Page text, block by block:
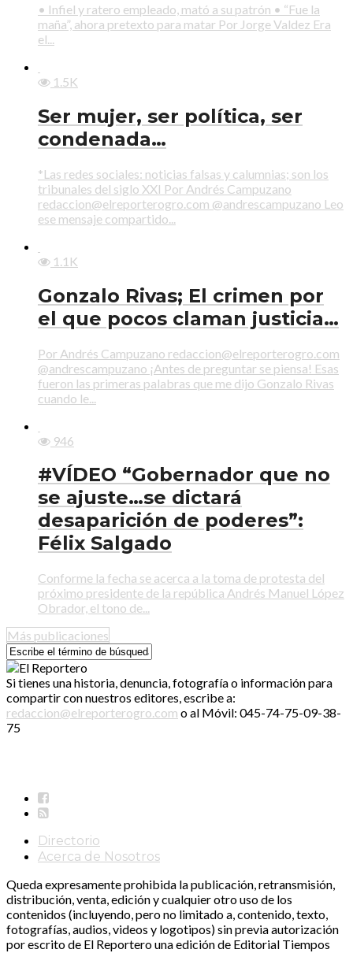
• Infiel y ratero empleado, mató a su patrón • “Fue la
maña”, ahora pretexto para matar Por Jorge Valdez Era
el...
1.5K
Ser mujer, ser política, ser
condenada…
*Las redes sociales: noticias falsas y calumnias; son los
tribunales del siglo XXI Por Andrés Campuzano
redaccion@elreporterogro.com @andrescampuzano Leo
ese mensaje compartido...
1.1K
Gonzalo Rivas; El crimen por
el que pocos claman justicia…
Por Andrés Campuzano redaccion@elreporterogro.com
@andrescampuzano ¡Antes de preguntar se piensa! Esas
fueron las primeras palabras que me dijo Gonzalo Rivas
cuando le...
946
#VÍDEO “Gobernador que no
se ajuste…se dictará
desaparición de poderes”:
Félix Salgado
Conforme la fecha se acerca a la toma de protesta del
próximo presidente de la república Andrés Manuel López
Obrador, el tono de...
Más publicaciones
Si tienes una historia, denuncia, fotografía o información para
compartir con nuestros editores, escribe a:
redaccion@elreporterogro.com o al Móvil: 045-74-75-09-38-
75
Directorio
Acerca de Nosotros
Queda expresamente prohibida la publicación, retransmisión,
distribución, venta, edición y cualquier otro uso de los
contenidos (incluyendo, pero no limitado a, contenido, texto,
fotografías, audios, videos y logotipos) sin previa autorización
por escrito de El Reportero una edición de Editorial Tiempos